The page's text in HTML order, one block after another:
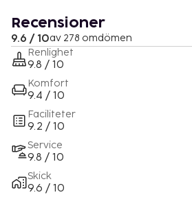
Recensioner
9.6 / 10av 278 omdömen
Renlighet
9.8 / 10
Komfort
9.4 / 10
Faciliteter
9.2 / 10
Service
9.8 / 10
Skick
9.6 / 10